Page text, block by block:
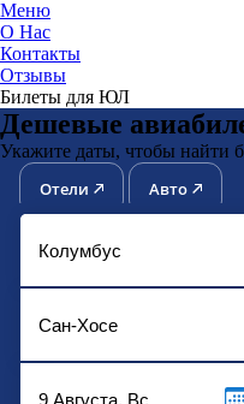
Меню
О Нас
Контакты
Отзывы
Билеты для ЮЛ
Дешевые
Укажите даты, чтобы найти
Отели Авто